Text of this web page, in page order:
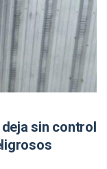
sin control